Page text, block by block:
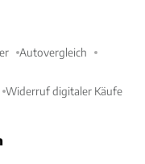
Autovergleich
Widerruf digitaler Käufe